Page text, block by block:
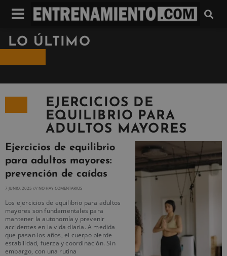
LO ÚLTIMO
EJERCICIOS DE
EQUILIBRIO PARA
ADULTOS MAYORES
Ejercicios de equilibrio
para adultos mayores:
prevención de caídas
7 JUNIO, 2025 NO HAY COMENTARIOS
Los ejercicios de equilibrio para adultos
mayores son fundamentales para
mantener la autonomía y prevenir
accidentes en la vida diaria. A medida
que pasan los años, el cuerpo pierde
estabilidad, fuerza y coordinación. Sin
embargo, con una rutina